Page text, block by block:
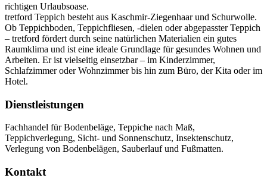
richtigen Urlaubsoase.
tretford Teppich besteht aus Kaschmir-Ziegenhaar und Schurwolle.
Ob Teppichboden, Teppichfliesen, -dielen oder abgepasster Teppich
– tretford fördert durch seine natürlichen Materialien ein gutes
Raumklima und ist eine ideale Grundlage für gesundes Wohnen und
Arbeiten. Er ist vielseitig einsetzbar – im Kinderzimmer,
Schlafzimmer oder Wohnzimmer bis hin zum Büro, der Kita oder im
Hotel.
Dienstleistungen
Fachhandel für Bodenbeläge, Teppiche nach Maß,
Teppichverlegung, Sicht- und Sonnenschutz, Insektenschutz,
Verlegung von Bodenbelägen, Sauberlauf und Fußmatten.
Kontakt